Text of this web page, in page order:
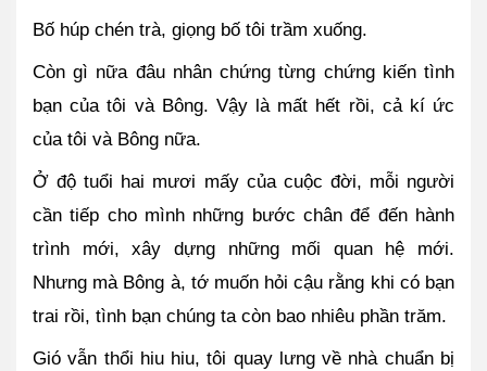
Bố húp chén trà, giọng bố tôi trầm xuống.
Còn gì nữa đâu nhân chứng từng chứng kiến tình
bạn của tôi và Bông. Vậy là mất hết rồi, cả kí ức
của tôi và Bông nữa.
Ở độ tuổi hai mươi mấy của cuộc đời, mỗi người
cần tiếp cho mình những bước chân để đến hành
trình mới, xây dựng những mối quan hệ mới.
Nhưng mà Bông à, tớ muốn hỏi cậu rằng khi có bạn
trai rồi, tình bạn chúng ta còn bao nhiêu phần trăm.
Gió vẫn thổi hiu hiu, tôi quay lưng về nhà chuẩn bị